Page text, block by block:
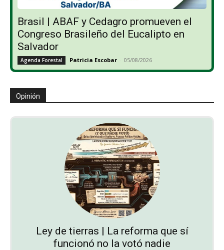
Brasil | ABAF y Cedagro promueven el
Congreso Brasileño del Eucalipto en
Salvador
Agenda Forestal Patricia Escobar - 05/08/2026
Opinión
Ley de tierras | La reforma que sí
funcionó no la votó nadie